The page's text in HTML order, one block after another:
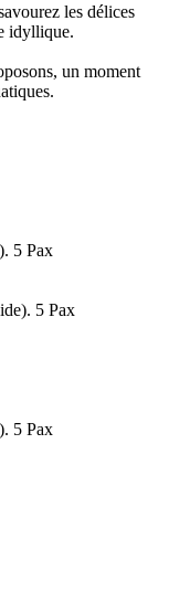
les délices
idyllique.
un moment
5 Pax
5 Pax
5 Pax